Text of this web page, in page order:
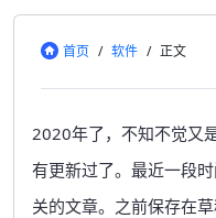
首页 / 软件 / 正文
2020年了，不知不觉又
有更新过了。最近一段
关的文章。之前保存在